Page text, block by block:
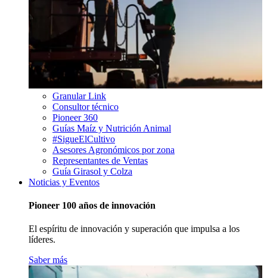
Granular Link
Consultor técnico
Pioneer 360
Guías Maíz y Nutrición Animal
#SigueElCultivo
Asesores Agronómicos por zona
Representantes de Ventas
Guía Girasol y Colza
Noticias y Eventos
Pioneer 100 años de innovación
El espíritu de innovación y superación que impulsa a los
líderes.
Saber más